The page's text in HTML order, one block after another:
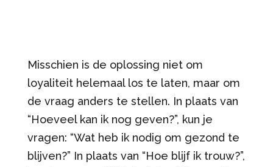
Misschien is de oplossing niet om
loyaliteit helemaal los te laten, maar om
de vraag anders te stellen. In plaats van
“Hoeveel kan ik nog geven?”, kun je
vragen: “Wat heb ik nodig om gezond te
blijven?” In plaats van “Hoe blijf ik trouw?”,